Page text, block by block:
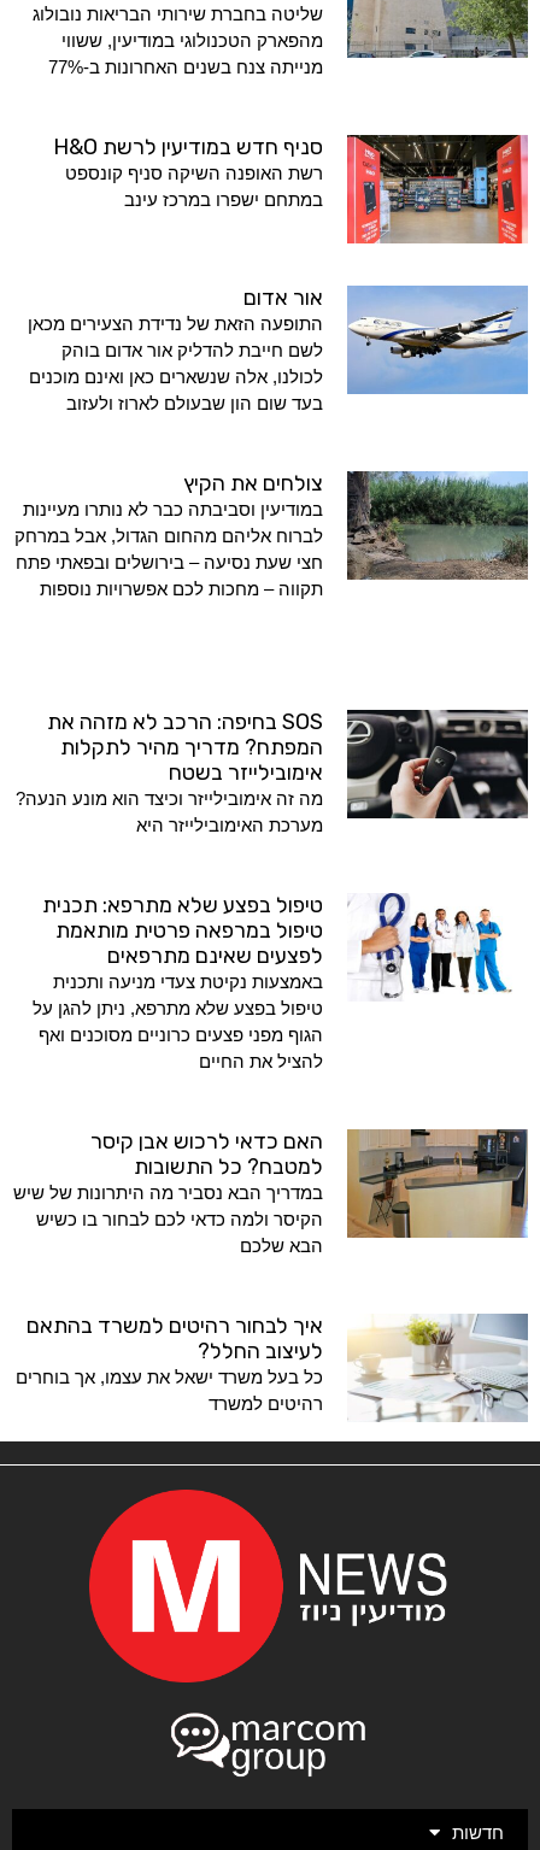
שליטה בחברת שירותי הבריאות נובולוג
מהפארק הטכנולוגי במודיעין, ששווי
מנייתה צנח בשנים האחרונות ב-77%
סניף חדש במודיעין לרשת H&O
רשת האופנה השיקה סניף קונספט
במתחם ישפרו במרכז עינב
אור אדום
התופעה הזאת של נדידת הצעירים מכאן
לשם חייבת להדליק אור אדום בוהק
לכולנו, אלה שנשארים כאן ואינם מוכנים
בעד שום הון שבעולם לארוז ולעזוב
צולחים את הקיץ
במודיעין וסביבתה כבר לא נותרו מעיינות
לברוח אליהם מהחום הגדול, אבל במרחק
חצי שעת נסיעה – בירושלים ובפאתי פתח
תקווה – מחכות לכם אפשרויות נוספות
SOS בחיפה: הרכב לא מזהה את
המפתח? מדריך מהיר לתקלות
אימובילייזר בשטח
מה זה אימובילייזר וכיצד הוא מונע הנעה?
מערכת האימובילייזר היא
טיפול בפצע שלא מתרפא: תכנית
טיפול במרפאה פרטית מותאמת
לפצעים שאינם מתרפאים
באמצעות נקיטת צעדי מניעה ותכנית
טיפול בפצע שלא מתרפא, ניתן להגן על
הגוף מפני פצעים כרוניים מסוכנים ואף
להציל את החיים
האם כדאי לרכוש אבן קיסר
למטבח? כל התשובות
במדריך הבא נסביר מה היתרונות של שיש
הקיסר ולמה כדאי לכם לבחור בו כשיש
הבא שלכם
איך לבחור רהיטים למשרד בהתאם
לעיצוב החלל?
כל בעל משרד ישאל את עצמו, אך בוחרים
רהיטים למשרד
חדשות